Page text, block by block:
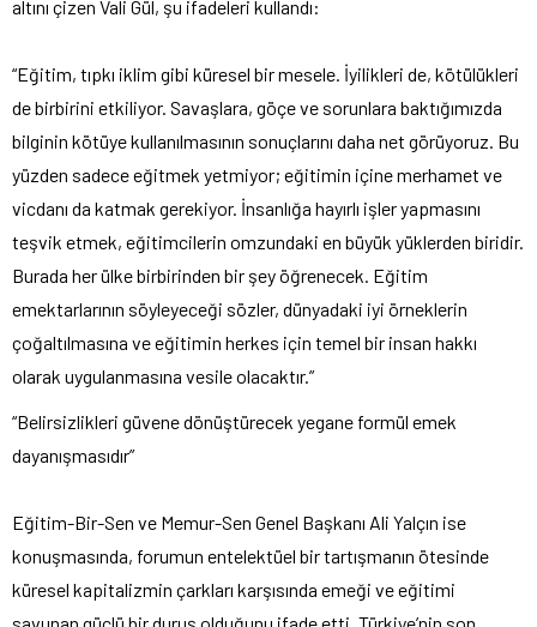
altını çizen Vali Gül, şu ifadeleri kullandı:
“Eğitim, tıpkı iklim gibi küresel bir mesele. İyilikleri de, kötülükleri
de birbirini etkiliyor. Savaşlara, göçe ve sorunlara baktığımızda
bilginin kötüye kullanılmasının sonuçlarını daha net görüyoruz. Bu
yüzden sadece eğitmek yetmiyor; eğitimin içine merhamet ve
vicdanı da katmak gerekiyor. İnsanlığa hayırlı işler yapmasını
teşvik etmek, eğitimcilerin omzundaki en büyük yüklerden biridir.
Burada her ülke birbirinden bir şey öğrenecek. Eğitim
emektarlarının söyleyeceği sözler, dünyadaki iyi örneklerin
çoğaltılmasına ve eğitimin herkes için temel bir insan hakkı
olarak uygulanmasına vesile olacaktır.”
“Belirsizlikleri güvene dönüştürecek yegane formül emek
dayanışmasıdır”
Eğitim-Bir-Sen ve Memur-Sen Genel Başkanı Ali Yalçın ise
konuşmasında, forumun entelektüel bir tartışmanın ötesinde
küresel kapitalizmin çarkları karşısında emeği ve eğitimi